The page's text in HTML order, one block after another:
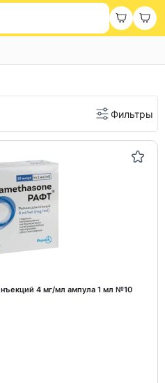
Фильтры
4 мг/мл ампула 1 мл №10